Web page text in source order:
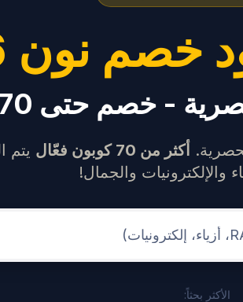
نون 2026
- خصم حتى 70%
أكثر من 70 كوبون فعّال
يتم
والإلكترونيات والجمال!
الأكثر بحثاً: